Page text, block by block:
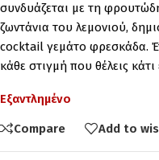
συνδυάζεται με τη
ζωντάνια του λεμονιού,
cocktail γεμάτο φρεσκάδα.
κάθε στιγμή που θέλεις
Εξαντλημένο
Compare Add to